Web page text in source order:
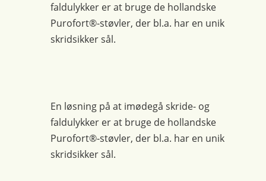
faldulykker er at bruge de hollandske
Purofort®-støvler, der bl.a. har en unik
skridsikker sål.
En løsning på at imødegå skride- og
faldulykker er at bruge de hollandske
Purofort®-støvler, der bl.a. har en unik
skridsikker sål.